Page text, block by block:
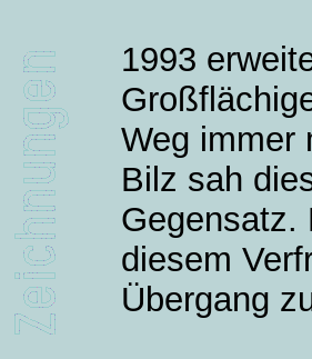
1993
Weg immer
Bilz sah
Gegensatz.
diesem
Übergang